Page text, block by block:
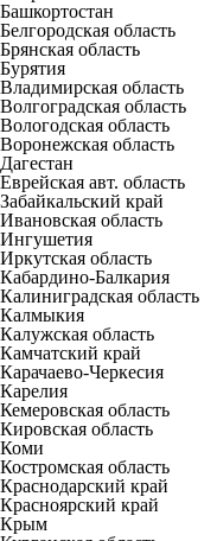
Башкортостан
Белгородская область
Брянская область
Бурятия
Владимирская область
Волгоградская область
Вологодская область
Воронежская область
Дагестан
Еврейская авт. область
Забайкальский край
Ивановская область
Ингушетия
Иркутская область
Кабардино-Балкария
Калиниградская область
Калмыкия
Калужская область
Камчатский край
Карачаево-Черкесия
Карелия
Кемеровская область
Кировская область
Коми
Костромская область
Краснодарский край
Красноярский край
Крым